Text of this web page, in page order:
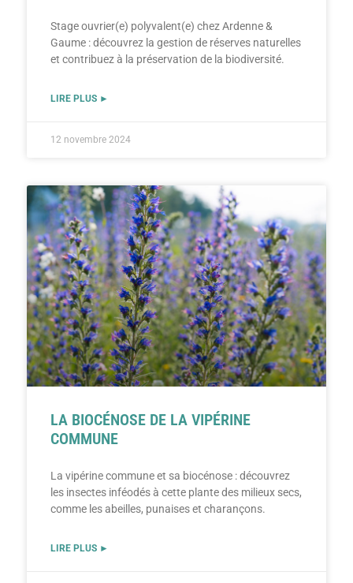
Stage ouvrier(e) polyvalent(e) chez Ardenne &
Gaume : découvrez la gestion de réserves naturelles
et contribuez à la préservation de la biodiversité.
LIRE PLUS ►
12 novembre 2024
LA BIOCÉNOSE DE LA VIPÉRINE
COMMUNE
La vipérine commune et sa biocénose : découvrez
les insectes inféodés à cette plante des milieux secs,
comme les abeilles, punaises et charançons.
LIRE PLUS ►